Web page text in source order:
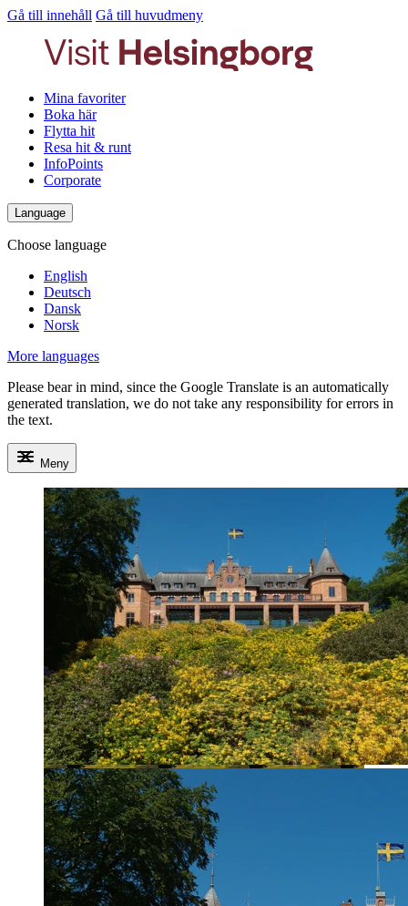
Gå till innehåll Gå till huvudmeny
Mina favoriter
Boka här
Flytta hit
Resa hit & runt
InfoPoints
Corporate
Language
Choose language
English
Deutsch
Dansk
Norsk
More languages
Please bear in mind, since the Google Translate is an automatically
generated translation, we do not take any responsibility for errors in
the text.
Meny